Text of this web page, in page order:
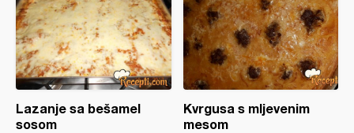
Lazanje sa bešamel
sosom
Kvrgusa s mljevenim
mesom